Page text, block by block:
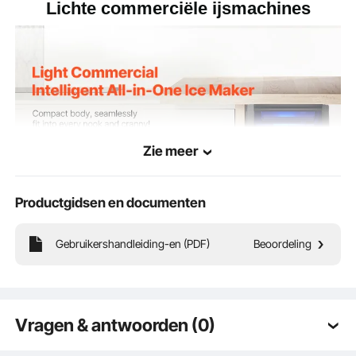
Productgrootte
14,2 x 17 x 29 inch / 360 x
433 x 740 mm
Lichte commerciële ijsmachines
Zie meer
Productgidsen en documenten
Gebruikershandleiding-en (PDF) Beoordeling
Vragen & antwoorden (0)